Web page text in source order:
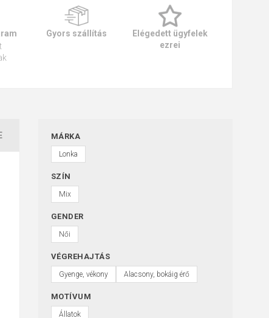
Gyors szállítás
Elégedett ügyfelek
ezrei
MÁRKA
Lonka
SZÍN
Mix
GENDER
Női
VÉGREHAJTÁS
Gyenge, vékony Alacsony, bokáig érő
MOTÍVUM
Állatok